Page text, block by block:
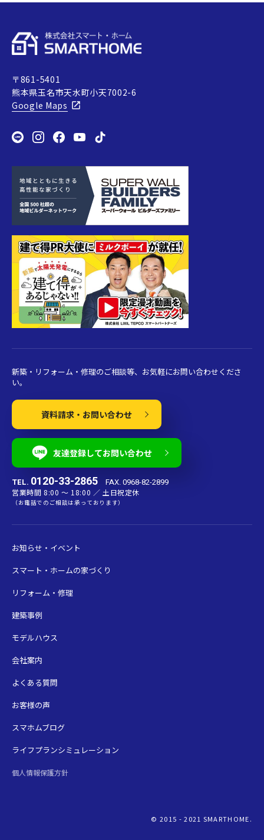
〒861-5401
熊本県玉名市天水町小天7002-6
Google Maps
新築・リフォーム・修理のご相談等、お気軽にお問い合わせくださ
い。
資料請求・お問い合わせ
友達登録してお問い合わせ
TEL. 0120-33-2865 FAX. 0968-82-2899
営業時間 8:00 〜 18:00 ／ 土日祝定休
（お電話でのご相談は承っております）
お知らせ・イベント
スマート・ホームの家づくり
リフォーム・修理
建築事例
モデルハウス
会社案内
よくある質問
お客様の声
スマホムブログ
ライフプランシミュレーション
個人情報保護方針
© 2015 - 2021 SMARTHOME.